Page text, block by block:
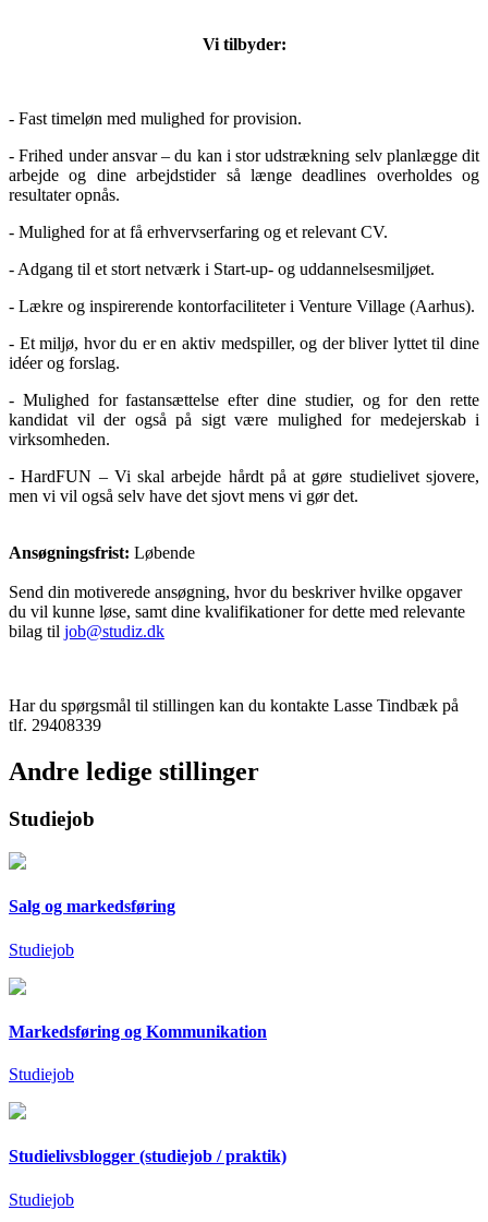
Vi tilbyder:
- Fast timeløn med mulighed for provision.
- Frihed under ansvar – du kan i stor udstrækning selv planlægge dit
arbejde og dine arbejdstider så længe deadlines overholdes og
resultater opnås.
- Mulighed for at få erhvervserfaring og et relevant CV.
- Adgang til et stort netværk i Start-up- og uddannelsesmiljøet.
- Lækre og inspirerende kontorfaciliteter i Venture Village (Aarhus).
- Et miljø, hvor du er en aktiv medspiller, og der bliver lyttet til dine
idéer og forslag.
- Mulighed for fastansættelse efter dine studier, og for den rette
kandidat vil der også på sigt være mulighed for medejerskab i
virksomheden.
- HardFUN – Vi skal arbejde hårdt på at gøre studielivet sjovere,
men vi vil også selv have det sjovt mens vi gør det.
Ansøgningsfrist: Løbende
Send din motiverede ansøgning, hvor du beskriver hvilke opgaver
du vil kunne løse, samt dine kvalifikationer for dette med relevante
bilag til job@studiz.dk
Har du spørgsmål til stillingen kan du kontakte Lasse Tindbæk på
tlf. 29408339
Andre ledige stillinger
Studiejob
Salg og markedsføring
Studiejob
Markedsføring og Kommunikation
Studiejob
Studielivsblogger (studiejob / praktik)
Studiejob